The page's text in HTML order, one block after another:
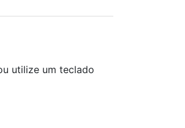
utilize um teclado